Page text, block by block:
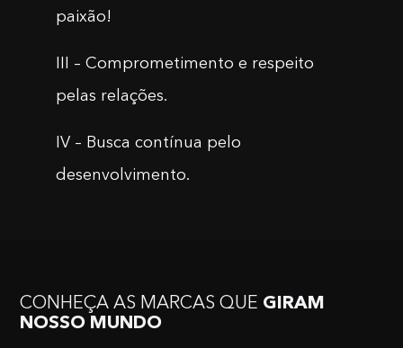
paixão!
III – Comprometimento e respeito
pelas relações.
IV – Busca contínua pelo
desenvolvimento.
CONHEÇA AS MARCAS QUE GIRAM
NOSSO MUNDO